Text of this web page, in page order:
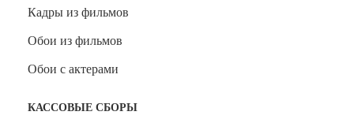
Кадры из фильмов
Обои из фильмов
Обои с актерами
КАССОВЫЕ СБОРЫ